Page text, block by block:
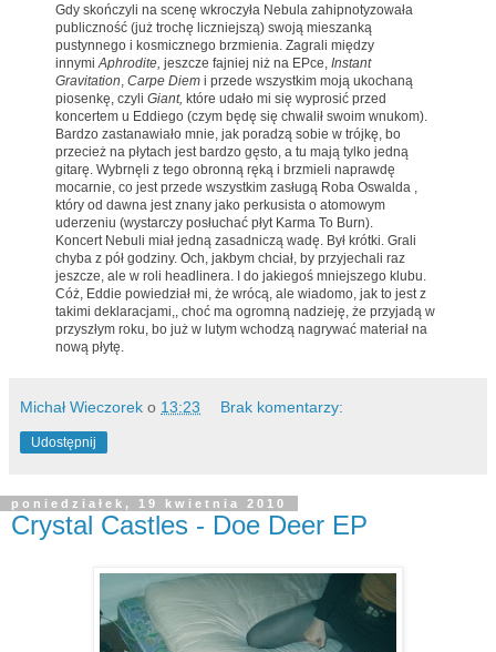
Gdy skończyli na scenę wkroczyła Nebula zahipnotyzowała
publiczność (już trochę liczniejszą) swoją mieszanką
pustynnego i kosmicznego brzmienia. Zagrali między
innymi Aphrodite, jeszcze fajniej niż na EPce, Instant
Gravitation Carpe Diem i przede wszystkim moją ukochaną
piosenkę, czyli Giant, które udało mi się wyprosić przed
koncertem u Eddiego (czym będę się chwalił swoim wnukom).
Bardzo zastanawiało mnie, jak poradzą sobie w trójkę, bo
przecież na płytach jest bardzo gęsto, a tu mają tylko jedną
gitarę. Wybrnęli z tego obronną ręką i brzmieli naprawdę
mocarnie, co jest przede wszystkim zasługą Roba Oswalda ,
który od dawna jest znany jako perkusista o atomowym
uderzeniu (wystarczy posłuchać płyt Karma To Burn).
Koncert Nebuli miał jedną zasadniczą wadę. Był krótki. Grali
chyba z pół godziny. Och, jakbym chciał, by przyjechali raz
jeszcze, ale w roli headlinera. I do jakiegoś mniejszego klubu.
Cóż, Eddie powiedział mi, że wrócą, ale wiadomo, jak to jest z
takimi deklaracjami,, choć ma ogromną nadzieję, że przyjadą w
przyszłym roku, bo już w lutym wchodzą nagrywać materiał na
nową płytę.
Michał Wieczorek o 13:23 Brak komentarzy:
Udostępnij
poniedziałek, 19 kwietnia 2010
Crystal Castles - Doe Deer EP